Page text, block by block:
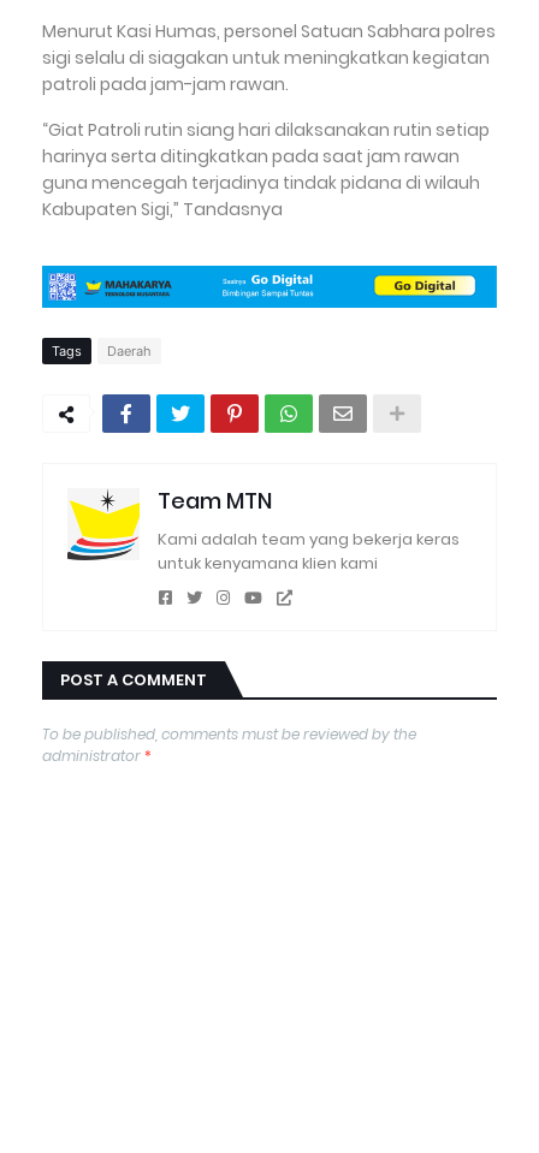
Menurut Kasi Humas, personel Satuan Sabhara polres
sigi selalu di siagakan untuk meningkatkan kegiatan
patroli pada jam-jam rawan.
“Giat Patroli rutin siang hari dilaksanakan rutin setiap
harinya serta ditingkatkan pada saat jam rawan
guna mencegah terjadinya tindak pidana di wilauh
Kabupaten Sigi,” Tandasnya
Tags Daerah
Team MTN
Kami adalah team yang bekerja keras
untuk kenyamana klien kami
POST A COMMENT
To be published, comments must be reviewed by the
administrator*